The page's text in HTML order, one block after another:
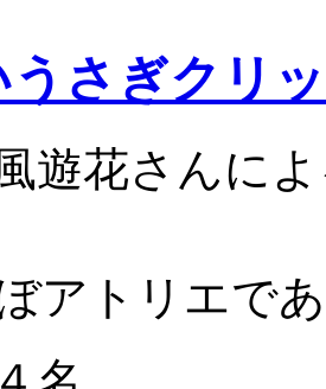
さぎクリ
遊花さんに
アトリエで